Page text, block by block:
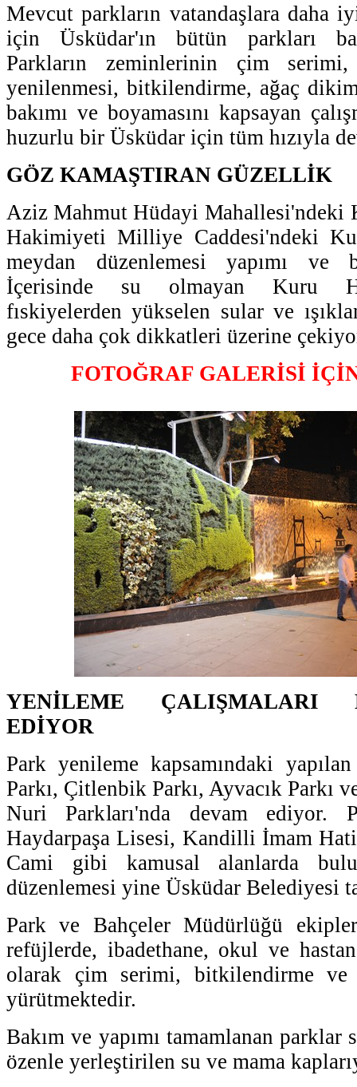
Mevcut parkların vatandaşlara daha
için Üsküdar'ın bütün parkları
Parkların zeminlerinin çim serimi,
yenilenmesi, bitkilendirme, ağaç
bakımı ve boyamasını kapsayan
huzurlu bir Üsküdar için tüm hızıyla
GÖZ KAMAŞTIRAN GÜZELLİK
Aziz Mahmut Hüdayi Mahallesi'ndeki
Hakimiyeti Milliye Caddesi'ndeki
meydan düzenlemesi yapımı ve
İçerisinde su olmayan Kuru
fıskiyelerden yükselen sular ve
gece daha çok dikkatleri üzerine
FOTOĞRAF GALERİSİ
YENİLEME ÇALIŞMALARI
EDİYOR
Park yenileme kapsamındaki
Parkı, Çitlenbik Parkı, Ayvacık Parkı
Nuri Parkları'nda devam ediyor.
Haydarpaşa Lisesi, Kandilli İmam
Cami gibi kamusal alanlarda
düzenlemesi yine Üsküdar Belediyesi
Park ve Bahçeler Müdürlüğü
refüjlerde, ibadethane, okul ve
olarak çim serimi, bitkilendirme ve
yürütmektedir.
Bakım ve yapımı tamamlanan parklar
özenle yerleştirilen su ve mama